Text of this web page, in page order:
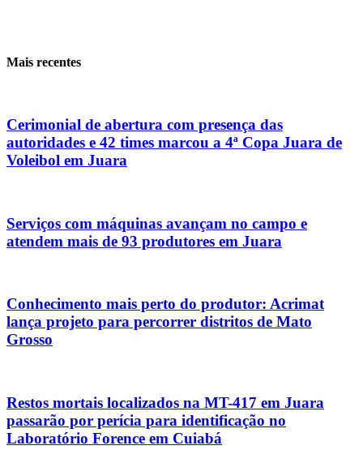
Mais recentes
Cerimonial de abertura com presença das
autoridades e 42 times marcou a 4ª Copa Juara de
Voleibol em Juara
Serviços com máquinas avançam no campo e
atendem mais de 93 produtores em Juara
Conhecimento mais perto do produtor: Acrimat
lança projeto para percorrer distritos de Mato
Grosso
Restos mortais localizados na MT-417 em Juara
passarão por perícia para identificação no
Laboratório Forence em Cuiabá